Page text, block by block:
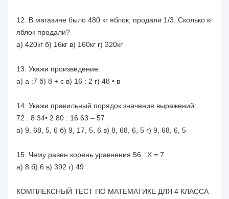
12. В магазине было 480 кг яблок, продали 1/3. Сколько кг
яблок продали?
а) 420кг б) 16кг в) 160кг г) 320кг
13. Укажи произведение:
а) а :7 б) 8 + с в) 16 : 2 г) 48 • в
14. Укажи правильный порядок значения выражений:
72 : 8 34• 2 80 : 16 63 – 57
а) 9, 68, 5, 6 б) 9, 17, 5, 6 в) 8, 68, 6, 5 г) 9, 68, 6, 5
15. Чему равен корень уравнения 56 : Х = 7
а) 8 б) 6 в) 392 г) 49
КОМПЛЕКСНЫЙ ТЕСТ ПО МАТЕМАТИКЕ ДЛЯ 4 КЛАССА